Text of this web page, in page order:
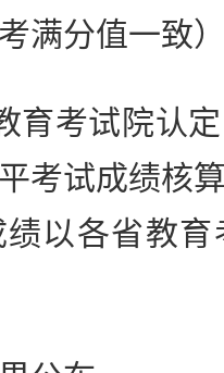
满分值一致
考试院认定
考试成绩核
以各省教